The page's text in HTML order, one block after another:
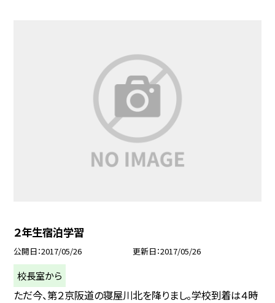
２年生宿泊学習
公開日 2017/05/26 更新日 2017/05/26
校長室から
ただ今、第２京阪道の寝屋川北を降りまし。学校到着は４時